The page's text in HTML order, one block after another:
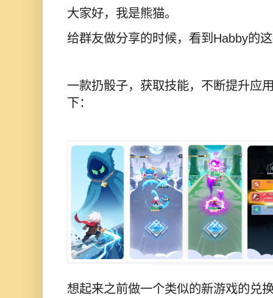
大家好，我是熊猫。
给群友做分享的时候，看到Habby的
一款扔骰子，获取技能，不断提升应
下：
想起来之前做一个类似的新游戏的兑